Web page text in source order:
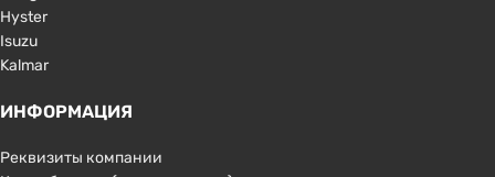
Hyster
Isuzu
Kalmar
ИНФОРМАЦИЯ
Реквизиты компании